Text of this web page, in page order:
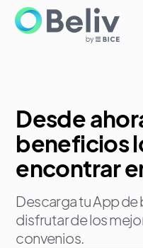
Desde
beneficios
encontrar
Descarga tu App de
disfrutar de los
convenios.